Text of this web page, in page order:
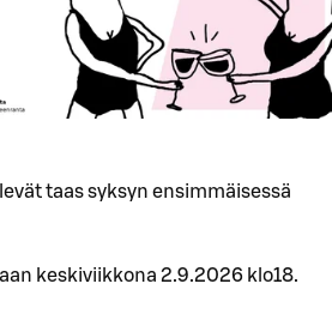
taas syksyn ensimmäisessä
keskiviikkona 2.9.2026 klo18.